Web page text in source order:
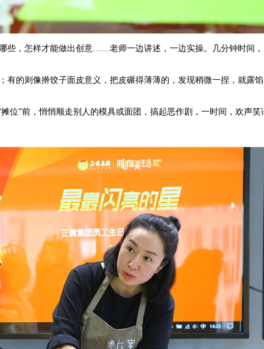
，怎样才能做出创意……老师一边讲述，一边实操。几分钟时间
的则像擀饺子面皮意义，把皮碾得薄薄的，发现稍微一捏，就露
”前，悄悄顺走别人的模具或面团，搞起恶作剧，一时间，欢声笑